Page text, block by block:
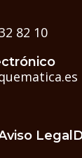
82 10
Legal